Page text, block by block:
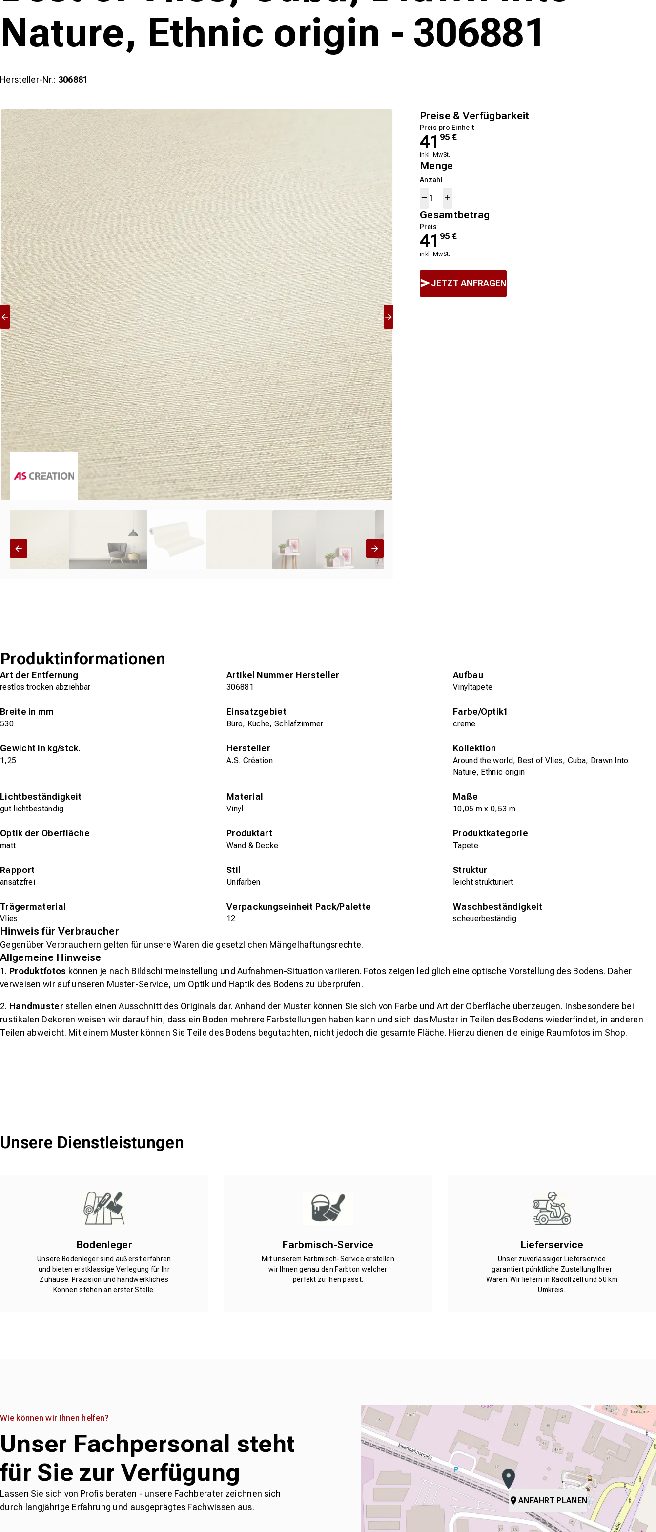
Nature, Ethnic origin - 306881
Hersteller-Nr.: 306881
Preise & Verfügbarkeit
Preis pro Einheit
41 95 €
inkl. MwSt.
Menge
Anzahl
Gesamtbetrag
Preis
41 95 €
inkl. MwSt.
JETZT ANFRAGEN
Produktinformationen
Art der Entfernung
restlos trocken abziehbar
Artikel Nummer Hersteller
306881
Aufbau
Vinyltapete
Breite in mm
530
Einsatzgebiet
Büro, Küche, Schlafzimmer
Farbe/Optik1
creme
Gewicht in kg/stck.
1,25
Hersteller
A.S. Création
Kollektion
Around the world, Best of Vlies, Cuba, Drawn Into
Nature, Ethnic origin
Lichtbeständigkeit
gut lichtbeständig
Material
Vinyl
Maße
10,05 m x 0,53 m
Optik der Oberfläche
matt
Produktart
Wand & Decke
Produktkategorie
Tapete
Rapport
ansatzfrei
Stil
Unifarben
Struktur
leicht strukturiert
Trägermaterial
Vlies
Verpackungseinheit Pack/Palette
12
Waschbeständigkeit
scheuerbeständig
Hinweis für Verbraucher
Gegenüber Verbrauchern gelten für unsere Waren die gesetzlichen Mängelhaftungsrechte.
Allgemeine Hinweise
1. Produktfotos können je nach Bildschirmeinstellung und Aufnahmen-Situation variieren. Fotos zeigen lediglich eine optische Vorstellung des Bodens. Daher
verweisen wir auf unseren Muster-Service, um Optik und Haptik des Bodens zu überprüfen.
2. Handmuster stellen einen Ausschnitt des Originals dar. Anhand der Muster können Sie sich von Farbe und Art der Oberfläche überzeugen. Insbesondere bei
rustikalen Dekoren weisen wir darauf hin, dass ein Boden mehrere Farbstellungen haben kann und sich das Muster in Teilen des Bodens wiederfindet, in anderen
Teilen abweicht. Mit einem Muster können Sie Teile des Bodens begutachten, nicht jedoch die gesamte Fläche. Hierzu dienen die einige Raumfotos im Shop.
Unsere Dienstleistungen
Bodenleger
Unsere Bodenleger sind äußerst erfahren
und bieten erstklassige Verlegung für Ihr
Zuhause. Präzision und handwerkliches
Können stehen an erster Stelle.
Farbmisch-Service
Mit unserem Farbmisch-Service erstellen
wir Ihnen genau den Farbton welcher
perfekt zu Ihen passt.
Lieferservice
Unser zuverlässiger Lieferservice
garantiert pünktliche Zustellung Ihrer
Waren. Wir liefern in Radolfzell und 50 km
Umkreis.
Wie können wir Ihnen helfen?
Unser Fachpersonal steht
für Sie zur Verfügung
Lassen Sie sich von Profis beraten - unsere Fachberater zeichnen sich
durch langjährige Erfahrung und ausgeprägtes Fachwissen aus.
ANFAHRT PLANEN